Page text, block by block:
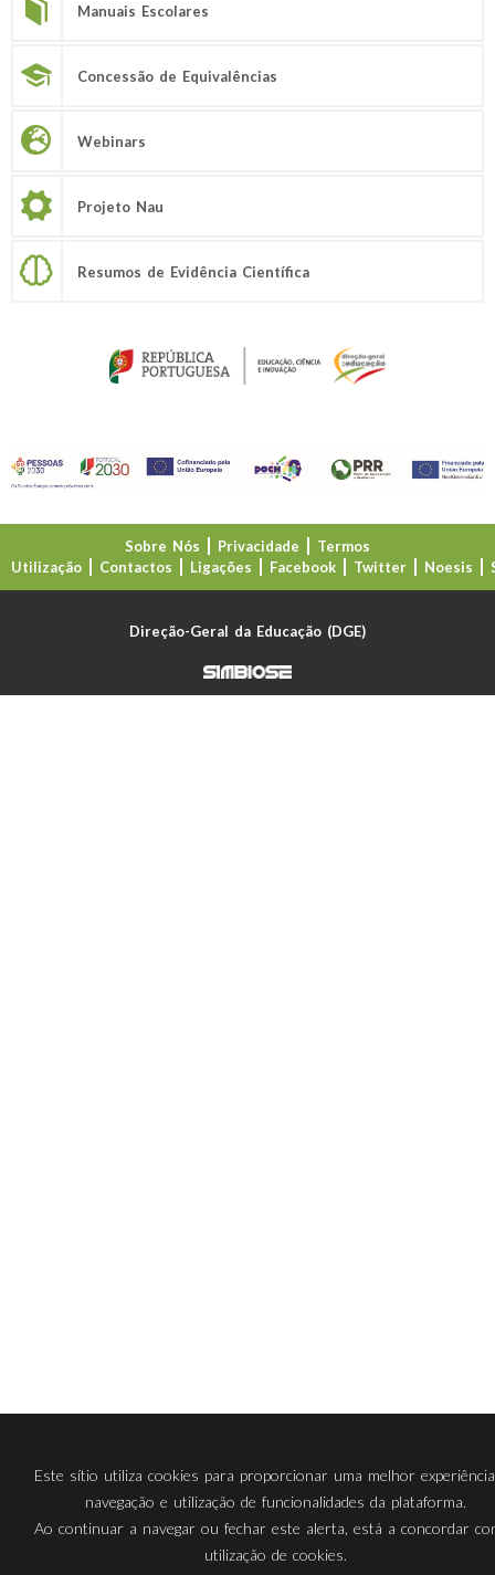
Manuais Escolares
Concessão de Equivalências
Webinars
Projeto Nau
Resumos de Evidência Científica
Sobre Nós Privacidade
Termos
Utilização
Contactos Ligações Facebook Twitter Noesis
Direção-Geral da Educação (DGE)
Este sítio utiliza cookies para proporcionar uma melhor
navegação e utilização de funcionalidades da plataforma.
Ao continuar a navegar ou fechar este alerta, está a concordar
utilização de cookies.